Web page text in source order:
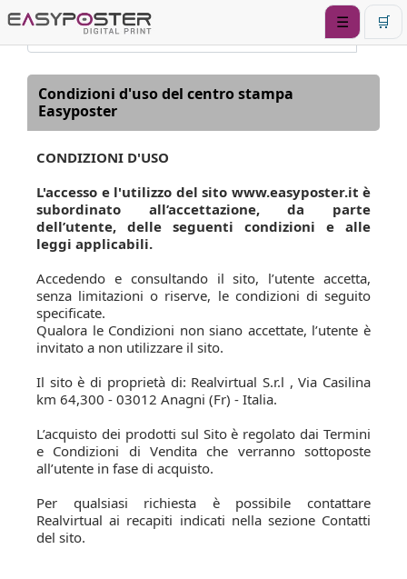
☰ 🛒
Condizioni d'uso del centro stampa
Easyposter
CONDIZIONI D'USO
L'accesso e l'utilizzo del sito www.easyposter.it è
subordinato all’accettazione, da parte
dell’utente, delle seguenti condizioni e alle
leggi applicabili.
Accedendo e consultando il sito, l’utente accetta,
senza limitazioni o riserve, le condizioni di seguito
specificate.
Qualora le Condizioni non siano accettate, l’utente è
invitato a non utilizzare il sito.
Il sito è di proprietà di: Realvirtual S.r.l , Via Casilina
km 64,300 - 03012 Anagni (Fr) - Italia.
L’acquisto dei prodotti sul Sito è regolato dai Termini
e Condizioni di Vendita che verranno sottoposte
all’utente in fase di acquisto.
Per qualsiasi richiesta è possibile contattare
Realvirtual ai recapiti indicati nella sezione Contatti
del sito.